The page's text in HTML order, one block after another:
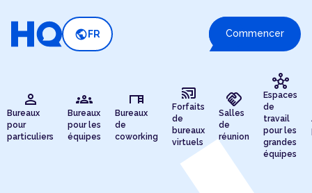
public FR Commencer
person
Bureaux
pour
particuliers
groups
Bureaux
pour les
équipes
desk
Bureaux
de
coworking
cast_connected
Forfaits
de
bureaux
virtuels
handshake
Salles
de
réunion
hub
Espaces
de
travail
pour les
grandes
équipes